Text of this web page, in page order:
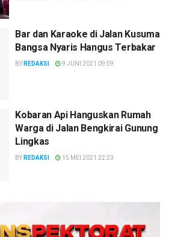
Bar dan Karaoke di Jalan Kusuma
Bangsa Nyaris Hangus Terbakar
BY REDAKSI 9 JUNI 2021 09:59
Kobaran Api Hanguskan Rumah
Warga di Jalan Bengkirai Gunung
Lingkas
BY REDAKSI 15 MEI 2021 22:23